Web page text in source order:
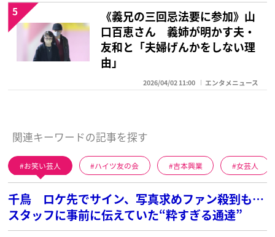
《義兄の三回忌法要に参加》山
口百恵さん 義姉が明かす夫・
友和と「夫婦げんかをしない理
由」
2026/04/02 11:00 エンタメニュース
5
関連キーワードの記事を探す
お笑い芸人 ハイツ友の会 吉本興業 女芸人
千鳥 ロケ先でサイン、写真求めファン殺到も…
スタッフに事前に伝えていた“粋すぎる通達”